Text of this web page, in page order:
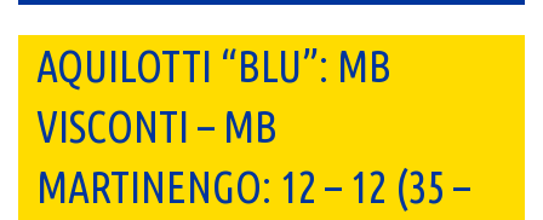
AQUILOTTI “BLU”: MB
VISCONTI – MB
MARTINENGO: 12 – 12 (35 –